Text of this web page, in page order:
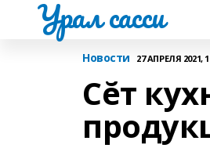
Урал сасси
Новости 27 АПРЕЛЯ 2021,
Сĕт